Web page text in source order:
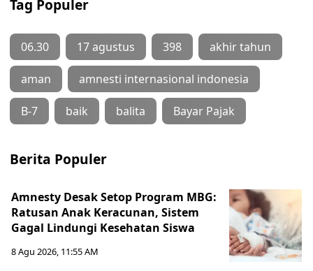
Tag Populer
06.30 17 agustus 398 akhir tahun
aman amnesti internasional indonesia
B-7 baik balita Bayar Pajak
Berita Populer
Amnesty Desak Setop Program MBG:
Ratusan Anak Keracunan, Sistem
Gagal Lindungi Kesehatan Siswa
8 Agu 2026, 11:55 AM